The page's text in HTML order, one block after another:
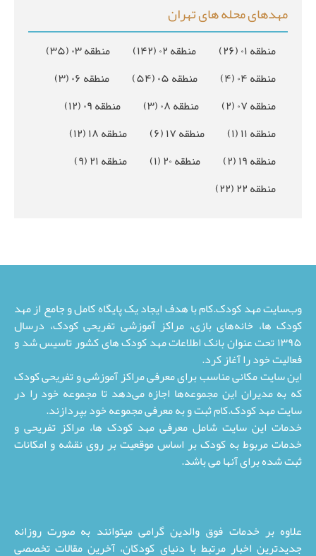
مهدهای محله های تهران
منطقه ۰۱ (۲۶) منطقه ۰۲ (۱۴۲) منطقه ۰۳
(۳۵)
منطقه ۰۴
(۴) منطقه ۰۵ (۵۴) منطقه ۰۶
(۳)
منطقه ۰۷
(۲) منطقه ۰۸ (۳) منطقه ۰۹
(۱۲)
منطقه ۱۱ (۱) منطقه ۱۷ (۶) منطقه ۱۸
(۱۲)
منطقه ۱۹
(۲) منطقه ۲۰ (۱) منطقه ۲۱
(۹)
منطقه ۲۲
(۲۲)
وب‌سایت مهد کودک.کام با هدف ایجاد یک پایگاه کامل و جامع از مهد
کودک ها، خانه‌های بازی، مراکز آموزشی تفریحی کودک، درسال
۱۳۹۵ تحت عنوان بانک اطلاعات مهد کودک های کشور تاسیس شد و
فعالیت خود را آغاز کرد.
این سایت مکانی مناسب برای معرفی مراکز آموزشی و تفریحی کودک
که به مدیران این مجموعه‌ها اجازه می‌دهد تا مجموعه خود را در
سایت مهد کودک.کام ثبت و به معرفی مجموعه خود بپردازند.
خدمات این سایت شامل معرفی مهد کودک ها، مراکز تفریحی و
خدمات مربوط به کودک بر اساس موقعیت بر روی نقشه و امکانات
ثبت شده برای آنها می باشد.
علاوه بر خدمات فوق والدین گرامی میتوانند به صورت روزانه
جدیدترین اخبار مرتبط با دنیای کودکان، آخرین مقالات تخصصی